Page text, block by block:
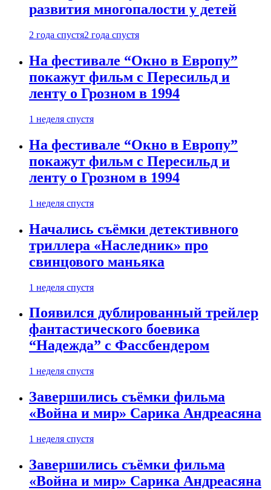
развития многопалости у детей
2 года спустя2 года спустя
На фестивале “Окно в Европу”
покажут фильм с Пересильд и
ленту о Грозном в 1994
1 неделя спустя
На фестивале “Окно в Европу”
покажут фильм с Пересильд и
ленту о Грозном в 1994
1 неделя спустя
Начались съёмки детективного
триллера «Наследник» про
свинцового маньяка
1 неделя спустя
Появился дублированный трейлер
фантастического боевика
“Надежда” с Фассбендером
1 неделя спустя
Завершились съёмки фильма
«Война и мир» Сарика Андреасяна
1 неделя спустя
Завершились съёмки фильма
«Война и мир» Сарика Андреасяна